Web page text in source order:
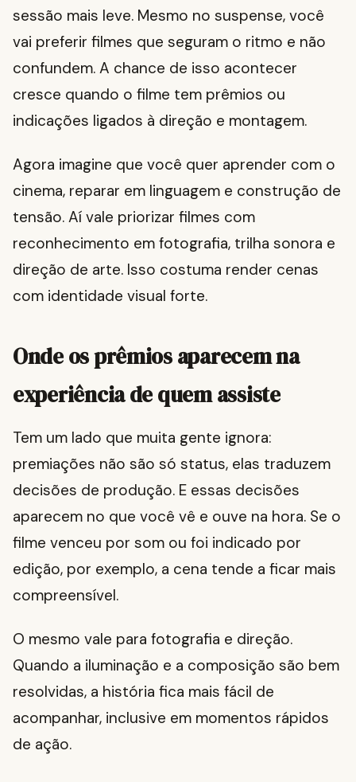
sessão mais leve. Mesmo no suspense, você
vai preferir filmes que seguram o ritmo e não
confundem. A chance de isso acontecer
cresce quando o filme tem prêmios ou
indicações ligados à direção e montagem.
Agora imagine que você quer aprender com o
cinema, reparar em linguagem e construção de
tensão. Aí vale priorizar filmes com
reconhecimento em fotografia, trilha sonora e
direção de arte. Isso costuma render cenas
com identidade visual forte.
Onde os prêmios aparecem na
experiência de quem assiste
Tem um lado que muita gente ignora:
premiações não são só status, elas traduzem
decisões de produção. E essas decisões
aparecem no que você vê e ouve na hora. Se o
filme venceu por som ou foi indicado por
edição, por exemplo, a cena tende a ficar mais
compreensível.
O mesmo vale para fotografia e direção.
Quando a iluminação e a composição são bem
resolvidas, a história fica mais fácil de
acompanhar, inclusive em momentos rápidos
de ação.